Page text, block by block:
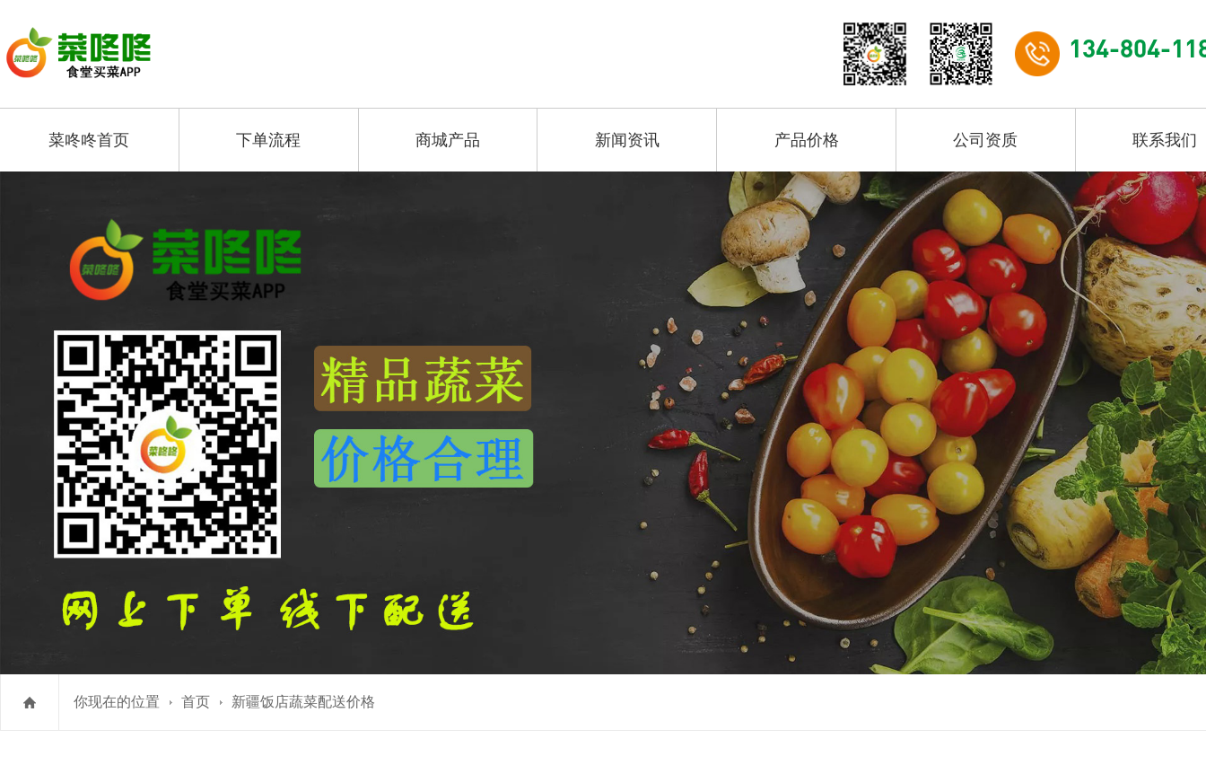
134-804-
菜咚咚首页 下单流程 商城产品 新闻资讯 产品价格 公司资质 联系我们
你现在的位置 首页 新疆饭店蔬菜配送价格